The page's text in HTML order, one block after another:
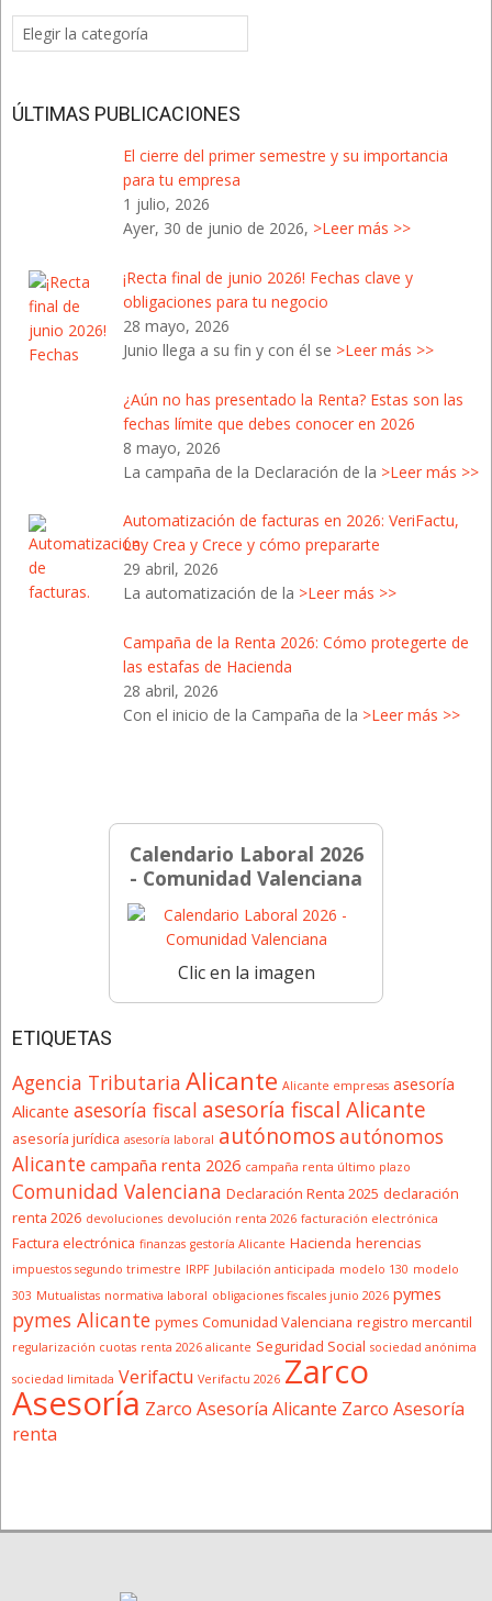
Categorías
del
ÚLTIMAS PUBLICACIONES
El cierre del primer semestre y su importancia
para tu empresa
1 julio, 2026
Ayer, 30 de junio de 2026, >Leer más >>
¡Recta final de junio 2026! Fechas clave y
obligaciones para tu negocio
28 mayo, 2026
Junio llega a su fin y con él se >Leer más >>
¿Aún no has presentado la Renta? Estas son las
fechas límite que debes conocer en 2026
8 mayo, 2026
La campaña de la Declaración de la >Leer más >>
Automatización de facturas en 2026: VeriFactu,
Ley Crea y Crece y cómo prepararte
29 abril, 2026
La automatización de la >Leer más >>
Campaña de la Renta 2026: Cómo protegerte de
las estafas de Hacienda
28 abril, 2026
Con el inicio de la Campaña de la >Leer más >>
Calendario Laboral 2026
- Comunidad Valenciana
Clic en la imagen
ETIQUETAS
Agencia Tributaria Alicante Alicante empresas asesoría
Alicante asesoría fiscal asesoría fiscal Alicante
asesoría jurídica asesoría laboral autónomosautónomos
Alicante campaña renta 2026 campaña renta último plazo
Comunidad Valenciana Declaración Renta 2025 declaración
renta 2026 devoluciones devolución renta 2026 facturación electrónica
Factura electrónica finanzas gestoría Alicante Hacienda herencias
impuestos segundo trimestre IRPF Jubilación anticipada modelo 130 modelo
303 Mutualistas normativa laboral obligaciones fiscales junio 2026 pymes
pymes Alicante pymes Comunidad Valenciana registro mercantil
regularización cuotas renta 2026 alicante Seguridad Social sociedad anónima
sociedad limitada Verifactu Verifactu 2026 Zarco
Asesoría Zarco Asesoría Alicante Zarco Asesoría
renta